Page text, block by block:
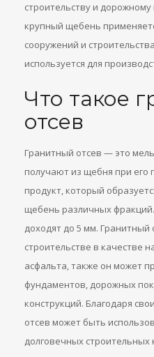
строительству и
крупный щебень
сооружений и
используется для
Что такое
отсев
Гранитный отсев — это
получают из щебня при его
продукт, который
щебень различных
доходят до 5 мм. Гранитный
строительстве в качестве
асфальта, также он может
фундаментов, дорожных
конструкций. Благодаря
отсев может быть
долговечных строительных